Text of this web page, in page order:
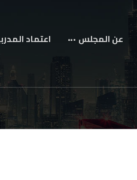
عن المجلس اعتماد